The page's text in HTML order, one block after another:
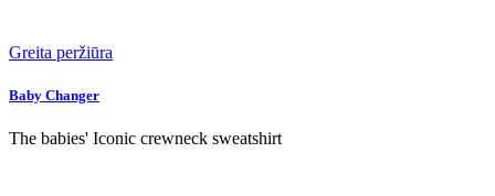
Greita peržiūra
Baby Changer
The babies' Iconic crewneck sweatshirt